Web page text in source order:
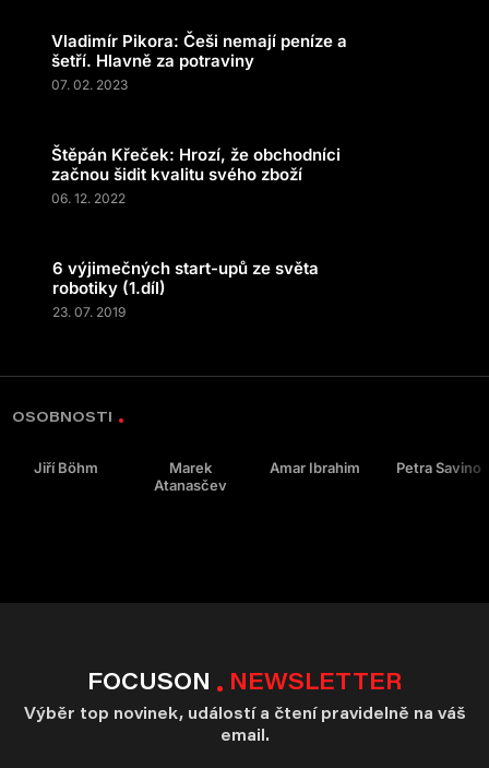
Vladimír Pikora: Češi nemají peníze a
šetří. Hlavně za potraviny
07. 02. 2023
Štěpán Křeček: Hrozí, že obchodníci
začnou šidit kvalitu svého zboží
06. 12. 2022
6 výjimečných start-upů ze světa
robotiky (1.díl)
23. 07. 2019
OSOBNOSTI
Jiří Böhm
Marek
Atanasčev
Amar Ibrahim Petra Savino
FOCUSON NEWSLETTER
Výběr top novinek, událostí a čtení pravidelně na váš
email.